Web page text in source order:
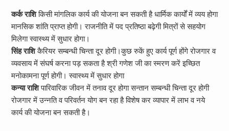
कर्क राशिकिसी मांगलिक कार्य की योजना बन सकती है धार्मिक कार्यों में व्यय होगा
मानसिक शांति प्राप्त होगी। राजनीति में पद प्रतिष्ठा बढ़ेगी मित्रों से सहयोग
मिलेगा स्वास्थ्य में सुधार होगा।
सिंह राशिकैरियर सम्बन्धी चिन्ता दूर होगी।कुछ रुकें हुए कार्य पूर्ण होंगे रोजगार व
व्यवसाय में संघर्ष करना पड़ सकता है श्री गणेश जी का स्मरण करें इच्छित
मनोकामना पूर्ण होगी। स्वास्थ्य में सुधार होगा
कन्या राशिपारिवारिक जीवन में तनाव दूर होगा सन्तान सम्बन्धी चिन्ता दूर होगी
रोजगार में उन्नति व परिवर्तन योग बन रहा है विशेष कर व्यापार में लाभ व नये
कार्य की योजना बन सकती है।